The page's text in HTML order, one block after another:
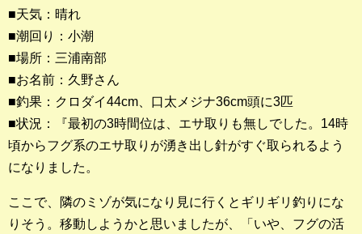
■天気：晴れ
■潮回り：小潮
■場所：三浦南部
■お名前：久野さん
■釣果：クロダイ44cm、口太メジナ36cm頭に3匹
■状況：『最初の3時間位は、エサ取りも無しでした。14時
頃からフグ系のエサ取りが湧き出し針がすぐ取られるよう
になりました。
ここで、隣のミゾが気になり見に行くとギリギリ釣りにな
りそう。移動しようかと思いましたが、「いや、フグの活
その他の釣り
釣果ランキング
2023年 クロダイ部門
2023年 メジナ部門
歴代釣果ランキング
メジナ部門